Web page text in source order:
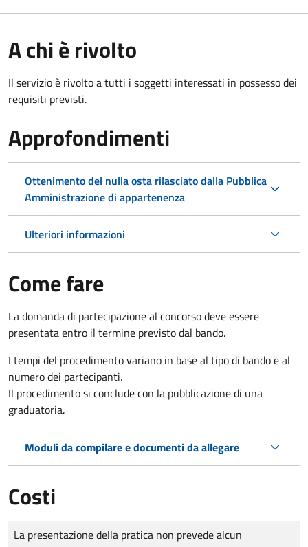
A chi è rivolto
Il servizio è rivolto a tutti i soggetti interessati in possesso dei
requisiti previsti.
Approfondimenti
Ottenimento del nulla osta rilasciato dalla Pubblica
Amministrazione di appartenenza
Ulteriori informazioni
Come fare
La domanda di partecipazione al concorso deve essere
presentata entro il termine previsto dal bando.
I tempi del procedimento variano in base al tipo di bando e al
numero dei partecipanti.
Il procedimento si conclude con la pubblicazione di una
graduatoria.
Moduli da compilare e documenti da allegare
Costi
Tipo di pagamento
Importo
La presentazione della pratica non prevede alcun